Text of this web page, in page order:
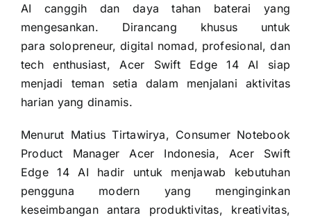
AI canggih dan daya tahan baterai yang
mengesankan. Dirancang khusus untuk
para solopreneur, digital nomad, profesional, dan
tech enthusiast, Acer Swift Edge 14 AI siap
menjadi teman setia dalam menjalani aktivitas
harian yang dinamis.
Menurut Matius Tirtawirya, Consumer Notebook
Product Manager Acer Indonesia, Acer Swift
Edge 14 AI hadir untuk menjawab kebutuhan
pengguna modern yang menginginkan
keseimbangan antara produktivitas, kreativitas,